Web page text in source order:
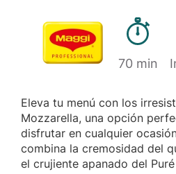
Marca Tiempo
70 min
Eleva tu menú con los
Mozzarella, una opción
disfrutar en cualquier
combina la cremosidad del
el crujiente apanado del